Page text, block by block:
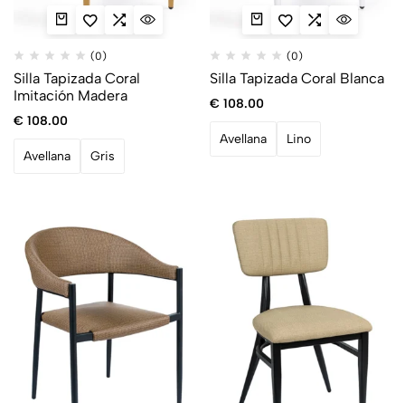
(0)
Silla Tapizada Coral
Imitación Madera
€ 108.00
Avellana Gris
(0)
Silla Tapizada Coral Blanca
€ 108.00
Avellana Lino